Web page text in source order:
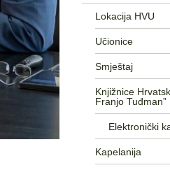
Lokacija HVU
Učionice
Smještaj
Knjižnice
Franjo Tuđman”
Elektronički
Kapelanija